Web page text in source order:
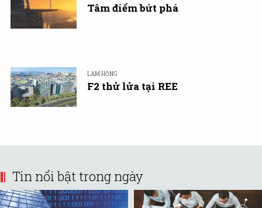
Tâm điểm bứt phá
LAM HỒNG
F2 thử lửa tại REE
Tin nổi bật trong ngày